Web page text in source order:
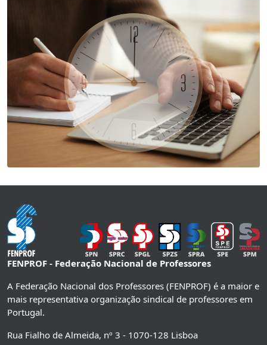
FENPROF - Federação Nacional de Professores
A Federação Nacional dos Professores (FENPROF) é a maior e
mais representativa organização sindical de professores em
Portugal.
Rua Fialho de Almeida, nº 3 - 1070-128 Lisboa